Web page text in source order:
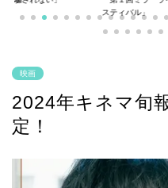
スティバル」
映画
2024年キネマ旬
定！